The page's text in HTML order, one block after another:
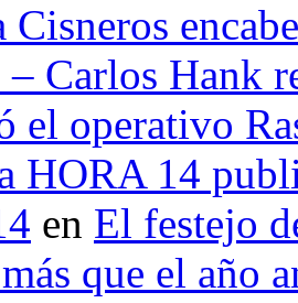
Cisneros
– Carlos Hank
el operativo
HORA 14
en El festejo
que el año